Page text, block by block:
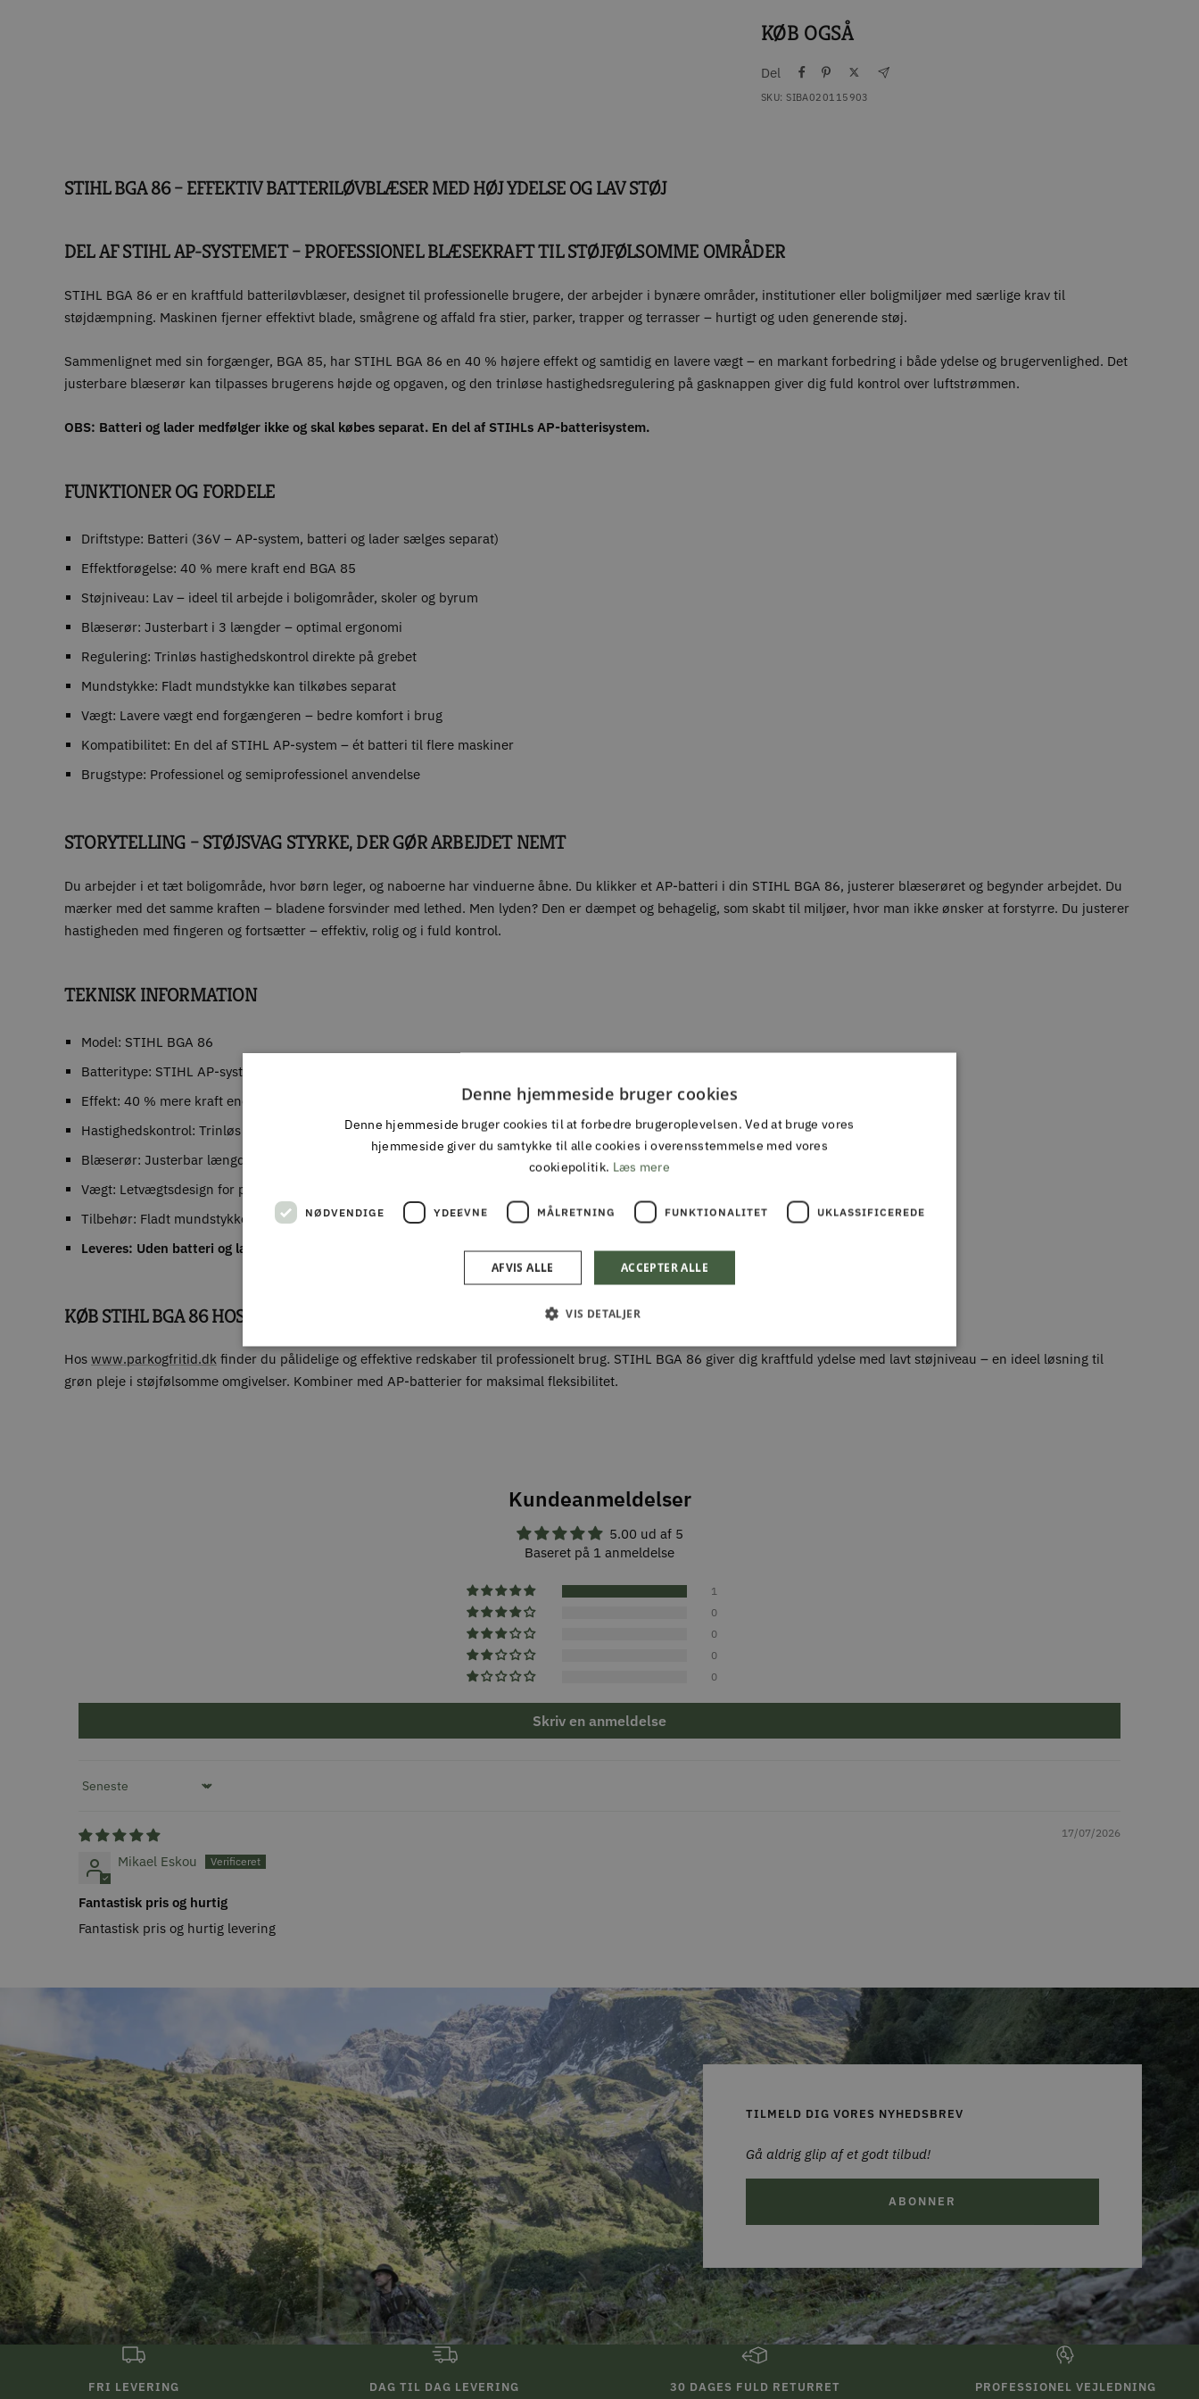
KØB OGSÅ
Del
SKU: SIBA020115903
STIHL BGA 86 – EFFEKTIV BATTERILØVBLÆSER MED HØJ YDELSE OG LAV STØJ
DEL AF STIHL AP-SYSTEMET – PROFESSIONEL BLÆSEKRAFT TIL STØJFØLSOMME OMRÅDER
STIHL BGA 86 er en kraftfuld batteriløvblæser, designet til professionelle brugere, der arbejder i bynære områder, institutioner eller boligmiljøer med særlige krav til
støjdæmpning. Maskinen fjerner effektivt blade, smågrene og affald fra stier, parker, trapper og terrasser – hurtigt og uden generende støj.
Sammenlignet med sin forgænger, BGA 85, har STIHL BGA 86 en 40 % højere effekt og samtidig en lavere vægt – en markant forbedring i både ydelse og brugervenlighed. Det
justerbare blæserør kan tilpasses brugerens højde og opgaven, og den trinløse hastighedsregulering på gasknappen giver dig fuld kontrol over luftstrømmen.
OBS: Batteri og lader medfølger ikke og skal købes separat. En del af STIHLs AP-batterisystem.
FUNKTIONER OG FORDELE
Driftstype: Batteri (36V – AP-system, batteri og lader sælges separat)
Effektforøgelse: 40 % mere kraft end BGA 85
Støjniveau: Lav – ideel til arbejde i boligområder, skoler og byrum
Blæserør: Justerbart i 3 længder – optimal ergonomi
Regulering: Trinløs hastighedskontrol direkte på grebet
Mundstykke: Fladt mundstykke kan tilkøbes separat
Vægt: Lavere vægt end forgængeren – bedre komfort i brug
Kompatibilitet: En del af STIHL AP-system – ét batteri til flere maskiner
Brugstype: Professionel og semiprofessionel anvendelse
STORYTELLING – STØJSVAG STYRKE, DER GØR ARBEJDET NEMT
Du arbejder i et tæt boligområde, hvor børn leger, og naboerne har vinduerne åbne. Du klikker et AP-batteri i din STIHL BGA 86, justerer blæserøret og begynder arbejdet. Du
mærker med det samme kraften – bladene forsvinder med lethed. Men lyden? Den er dæmpet og behagelig, som skabt til miljøer, hvor man ikke ønsker at forstyrre. Du justerer
hastigheden med fingeren og fortsætter – effektiv, rolig og i fuld kontrol.
TEKNISK INFORMATION
Model: STIHL BGA 86
Batteritype: STIHL AP-system (36V)
Effekt: 40 % mere kraft end STIHL BGA 85
Hastighedskontrol: Trinløs regulering
Blæserør: Justerbar længde i 3 trin
Vægt: Letvægtsdesign for professionel komfort (se specifikationer)
Tilbehør: Fladt mundstykke fås separat
Leveres: Uden batteri og lader
KØB STIHL BGA 86 HOS PARK & FRITID
Hos www.parkogfritid.dk finder du pålidelige og effektive redskaber til professionelt brug. STIHL BGA 86 giver dig kraftfuld ydelse med lavt støjniveau – en ideel løsning til
grøn pleje i støjfølsomme omgivelser. Kombiner med AP-batterier for maksimal fleksibilitet.
Kundeanmeldelser
5.00 ud af 5
Baseret på 1 anmeldelse
1
0
0
0
0
Skriv en anmeldelse
Sort by
17/07/2026
Mikael Eskou
Fantastisk pris og hurtig
Fantastisk pris og hurtig levering
TILMELD DIG VORES NYHEDSBREV
Gå aldrig glip af et godt tilbud!
ABONNER
FRI LEVERING DAG TIL DAG LEVERING 30 DAGES FULD RETURRET PROFESSIONEL VEJLEDNING
Denne hjemmeside bruger cookies
Denne hjemmeside bruger cookies til at forbedre brugeroplevelsen. Ved at bruge vores
hjemmeside giver du samtykke til alle cookies i overensstemmelse med vores
cookiepolitik. Læs mere
NØDVENDIGE YDEEVNE MÅLRETNING FUNKTIONALITET UKLASSIFICEREDE
ACCEPTER ALLE
AFVIS ALLE
VIS DETALJER